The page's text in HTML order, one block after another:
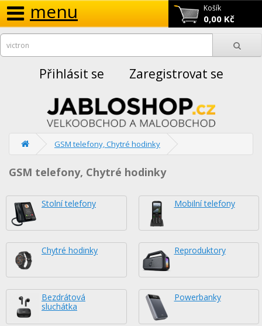
Košík
0,00 Kč
menu
Přihlásit se Zaregistrovat se
GSM telefony, Chytré hodinky
GSM telefony, Chytré hodinky
Stolní telefony Mobilní telefony
Chytré hodinky Reproduktory
Bezdrátová
sluchátka
Powerbanky